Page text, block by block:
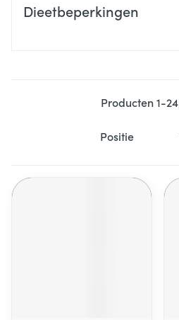
Dieetbeperkingen
Producten1-24
Sorteer op: